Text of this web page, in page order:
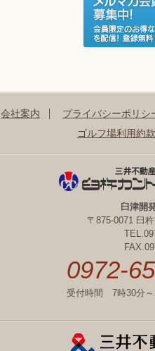
会社案内 プライバシーポリシ
ゴルフ場利用約款
臼津開
〒875-0071 臼
0972-
受付時間 7時30分～